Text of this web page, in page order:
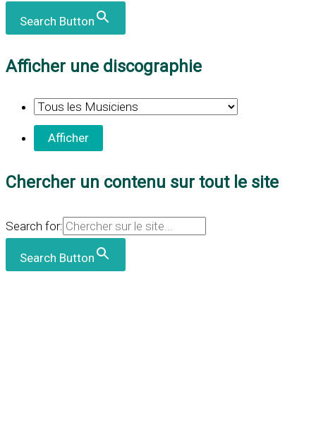
Search Button
Afficher une discographie
Chercher un contenu sur tout le site
Search for:
Search Button